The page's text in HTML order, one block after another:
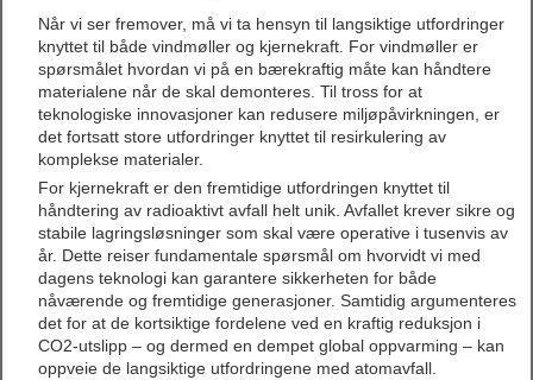
Når vi ser fremover, må vi ta hensyn til langsiktige utfordringer
knyttet til både vindmøller og kjernekraft. For vindmøller er
spørsmålet hvordan vi på en bærekraftig måte kan håndtere
materialene når de skal demonteres. Til tross for at
teknologiske innovasjoner kan redusere miljøpåvirkningen, er
det fortsatt store utfordringer knyttet til resirkulering av
komplekse materialer.
For kjernekraft er den fremtidige utfordringen knyttet til
håndtering av radioaktivt avfall helt unik. Avfallet krever sikre og
stabile lagringsløsninger som skal være operative i tusenvis av
år. Dette reiser fundamentale spørsmål om hvorvidt vi med
dagens teknologi kan garantere sikkerheten for både
nåværende og fremtidige generasjoner. Samtidig argumenteres
det for at de kortsiktige fordelene ved en kraftig reduksjon i
CO2-utslipp – og dermed en dempet global oppvarming – kan
oppveie de langsiktige utfordringene med atomavfall.